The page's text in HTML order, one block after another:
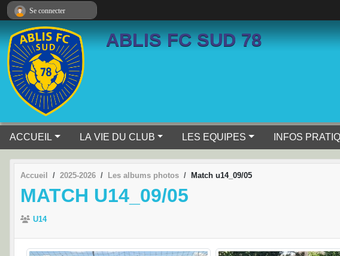
ABLIS FC SUD 78
ACCUEIL LA VIE DU CLUB LES EQUIPES INFOS
Accueil 2025-2026 Les albums photos Match u14_09/05
MATCH U14_09/05
U14
Se connecter
Panneau de gestion des cookies